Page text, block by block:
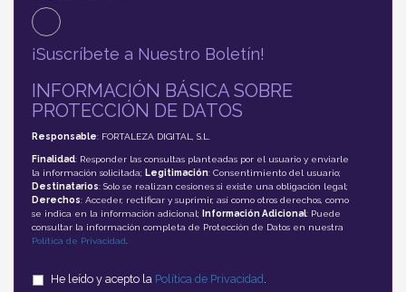
¡Suscríbete a Nuestro Boletín!
INFORMACIÓN BÁSICA SOBRE
PROTECCIÓN DE DATOS
Responsable: FORTALEZA DIGITAL, S.L.
Finalidad: Responder las consultas planteadas por el usuario y enviarle
la información solicitada; Legitimación: Consentimiento del usuario;
Destinatarios: Solo se realizan cesiones si existe una obligación legal;
Derechos: Acceder, rectificar y suprimir, así como otros derechos, como
se indica en la información adicional;
Información Adicional: Puede
consultar la información completa de Protección de Datos en nuestra
Política de Privacidad
He leído y acepto la Política de Privacidad